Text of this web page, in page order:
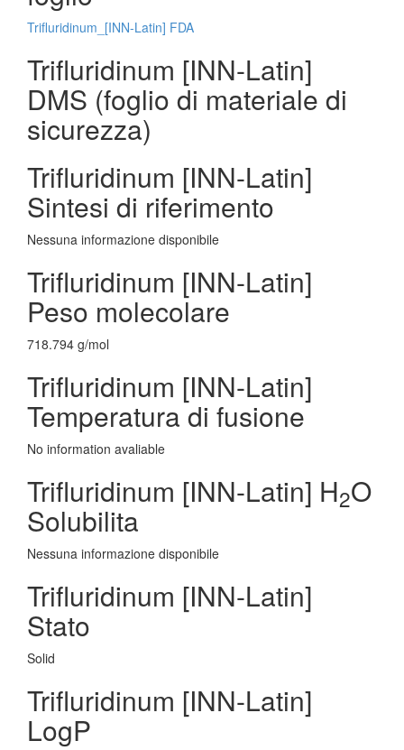
Trifluridinum_[INN-Latin] FDA
Trifluridinum [INN-Latin]
DMS (foglio di materiale di
sicurezza)
Trifluridinum [INN-Latin]
Sintesi di riferimento
Nessuna informazione disponibile
Trifluridinum [INN-Latin]
Peso molecolare
718.794 g/mol
Trifluridinum [INN-Latin]
Temperatura di fusione
No information avaliable
Trifluridinum [INN-Latin] H2O
Solubilita
Nessuna informazione disponibile
Trifluridinum [INN-Latin]
Stato
Solid
Trifluridinum [INN-Latin]
LogP